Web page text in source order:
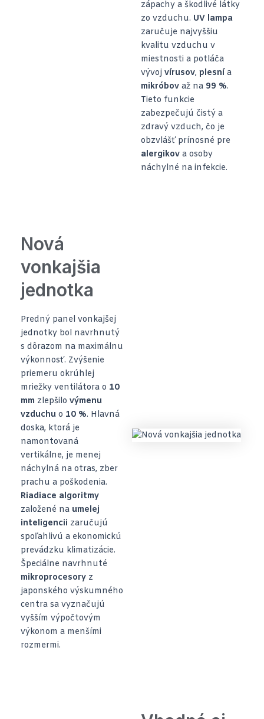
zápachy a škodlivé látky
zo vzduchu. UV lampa
zaručuje najvyššiu
kvalitu vzduchu v
miestnosti a potláča
vývoj vírusov, plesní a
mikróbov až na 99 %.
Tieto funkcie
zabezpečujú čistý a
zdravý vzduch, čo je
obzvlášť prínosné pre
alergikov a osoby
náchylné na infekcie.
Nová
vonkajšia
jednotka
Predný panel vonkajšej
jednotky bol navrhnutý
s dôrazom na maximálnu
výkonnosť. Zvýšenie
priemeru okrúhlej
mriežky ventilátora o 10
mm zlepšilo výmenu
vzduchu o 10 %. Hlavná
doska, ktorá je
namontovaná
vertikálne, je menej
náchylná na otras, zber
prachu a poškodenia.
Riadiace algoritmy
založené na umelej
inteligencii zaručujú
spoľahlivú a ekonomickú
prevádzku klimatizácie.
Špeciálne navrhnuté
mikroprocesory z
japonského výskumného
centra sa vyznačujú
vyšším výpočtovým
výkonom a menšími
rozmermi.